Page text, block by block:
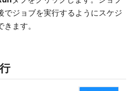
でジョブを実行するようにスケジ
ます。